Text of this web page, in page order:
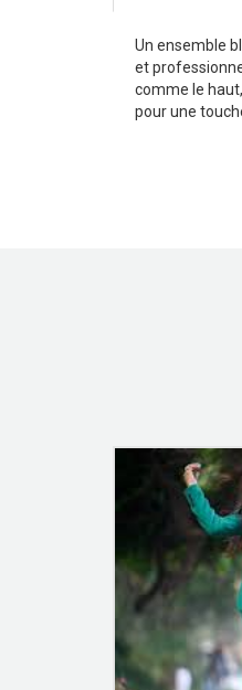
Un ensemble
et
comme le
pour une